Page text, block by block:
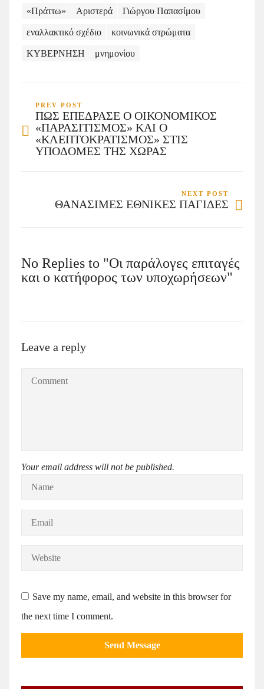
«Πράττω» Αριστερά Γιώργου Παπασίμου
εναλλακτικό σχέδιο κοινωνικά στρώματα
ΚΥΒΕΡΝΗΣΗ μνημονίου
PREV POST
ΠΩΣ ΕΠΕΔΡΑΣΕ Ο ΟΙΚΟΝΟΜΙΚΟΣ
«ΠΑΡΑΣΙΤΙΣΜΟΣ» ΚΑΙ Ο
«ΚΛΕΠΤΟΚΡΑΤΙΣΜΟΣ» ΣΤΙΣ
ΥΠΟΔΟΜΕΣ ΤΗΣ ΧΩΡΑΣ
NEXT POST
ΘΑΝΑΣΙΜΕΣ ΕΘΝΙΚΕΣ ΠΑΓΙΔΕΣ
No Replies to "Οι παράλογες επιταγές
και ο κατήφορος των υποχωρήσεων"
Leave a reply
Your email address will not be published.
Save my name, email, and website in this browser for
the next time I comment.